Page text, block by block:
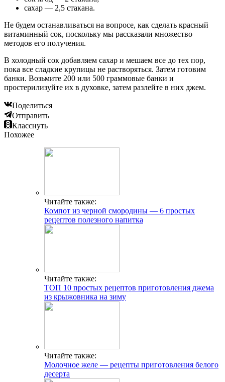
сахар — 2,5 стакана.
Не будем останавливаться на вопросе, как сделать красный
витаминный сок, поскольку мы рассказали множество
методов его получения.
В холодный сок добавляем сахар и мешаем все до тех пор,
пока все сладкие крупицы не растворяться. Затем готовим
банки. Возьмите 200 или 500 граммовые банки и
простерилизуйте их в духовке, затем разлейте в них джем.
Поделиться
Отправить
Класснуть
Похожее
Читайте также:
Компот из черной смородины — 6 простых
рецептов полезного напитка
Читайте также:
ТОП 10 простых рецептов приготовления джема
из крыжовника на зиму
Читайте также:
Молочное желе — рецепты приготовления белого
десерта